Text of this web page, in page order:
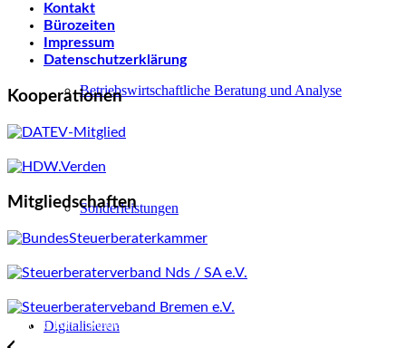
Betriebswirtschaftliche Beratung und Analyse
Sonderleistungen
Digitalisieren
Kontakt
Bürozeiten
Impressum
Datenschutzerklärung
Kooperationen
Mitgliedschaften
© 2026 BHT Steuerberatung Partnerschaftsgesellschaft mbB